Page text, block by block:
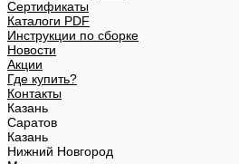
Сертификаты
Каталоги PDF
Инструкции по сборке
Новости
Акции
Где купить?
Контакты
Казань
Саратов
Казань
Нижний Новгород